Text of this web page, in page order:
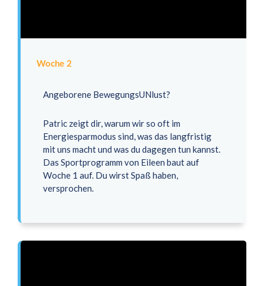
Woche 2
Angeborene BewegungsUNlust?
Patric zeigt dir, warum wir so oft im
Energiesparmodus sind, was das langfristig
mit uns macht und was du dagegen tun kannst.
Das Sportprogramm von Eileen baut auf
Woche 1 auf. Du wirst Spaß haben,
versprochen.